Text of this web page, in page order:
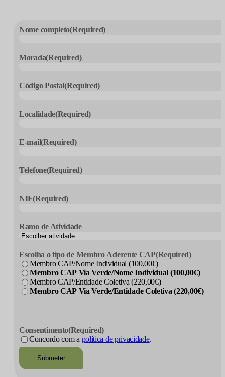
Nome completo(Required)
Morada(Required)
Código Postal(Required)
Localidade(Required)
E-mail(Required)
Telefone(Required)
NIF(Required)
Ramo de Atividade
Escolha o tipo de Membro Aderente CAP(Required)
Membro CAP/Nome Individual (100,00€)
Membro CAP Via Verde/Nome Individual (100,00€)
Membro CAP/Entidade Coletiva (220,00€)
Membro CAP Via Verde/Entidade Coletiva (220,00€)
Consentimento(Required)
Concordo com a política de privacidade.